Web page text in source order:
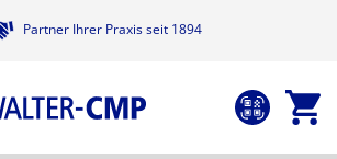
Partner Ihrer Praxis seit 1894